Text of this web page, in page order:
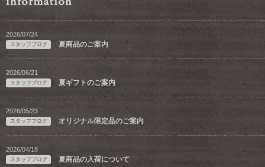
2026/07/24
スタッフブログ 夏商品のご案内
2026/06/21
スタッフブログ 夏ギフトのご案内
2026/05/23
スタッフブログ オリジナル限定品のご案内
2026/04/18
スタッフブログ 夏商品の入荷について